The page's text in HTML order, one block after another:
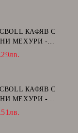
КАФЯВ С
МЕХУРИ -
КАФЯВ С
МЕХУРИ -